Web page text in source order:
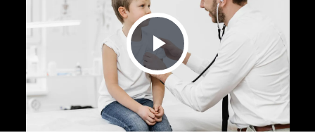
Play Video